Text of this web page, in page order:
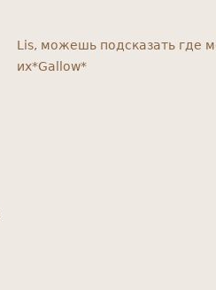
Lis, можешь подсказать где
их*Gallow*